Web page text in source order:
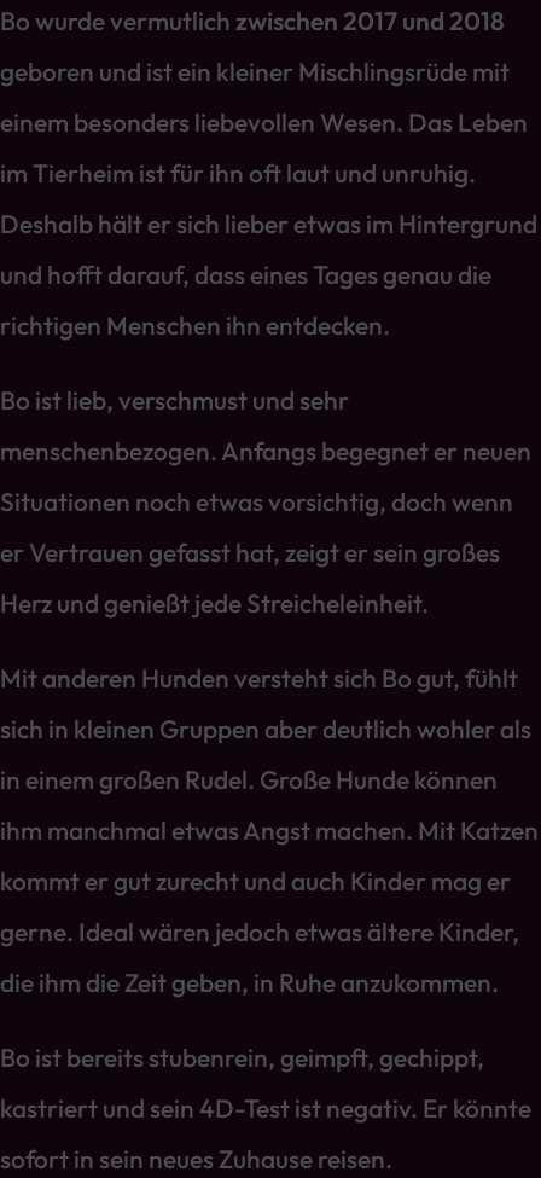
Bo wurde vermutlichzwischen 2017 und 2018
geboren und ist ein kleiner Mischlingsrüde mit
einem besonders liebevollen Wesen. Das Leben
im Tierheim ist für ihn oft laut und unruhig.
Deshalb hält er sich lieber etwas im Hintergrund
und hofft darauf, dass eines Tages genau die
richtigen Menschen ihn entdecken.
Bo ist lieb, verschmust und sehr
menschenbezogen. Anfangs begegnet er neuen
Situationen noch etwas vorsichtig, doch wenn
er Vertrauen gefasst hat, zeigt er sein großes
Herz und genießt jede Streicheleinheit.
Mit anderen Hunden versteht sich Bo gut, fühlt
sich in kleinen Gruppen aber deutlich wohler als
in einem großen Rudel. Große Hunde können
ihm manchmal etwas Angst machen. Mit Katzen
kommt er gut zurecht und auch Kinder mag er
gerne. Ideal wären jedoch etwas ältere Kinder,
die ihm die Zeit geben, in Ruhe anzukommen.
Bo ist bereits stubenrein, geimpft, gechippt,
kastriert und sein 4D-Test ist negativ. Er könnte
sofort in sein neues Zuhause reisen.